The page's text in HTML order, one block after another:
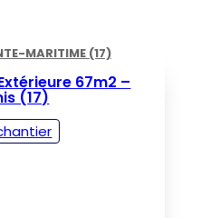
MARITIME (17)
67m2 –
(17)